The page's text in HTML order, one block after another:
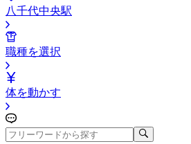
八千代中央駅
職種を選択
体を動かす